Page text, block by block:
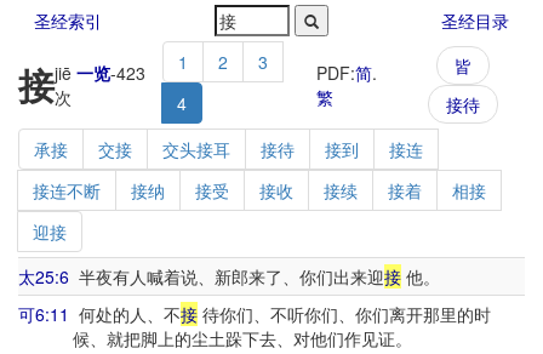
圣经索引 圣经目录
接jiē 一览-423
次
1 2
3
4
PDF:简.
繁
皆
接待
承接
交接 交头接耳 接待 接到
接连
接连不断
接纳 接受 接收 接续 接着
相接
迎接
太25:6 半夜有人喊着说、新郎来了、你们出来迎接 他。
可6:11 何处的人、不接 待你们、不听你们、你们离开那里的时
候、就把脚上的尘土跺下去、对他们作见证。